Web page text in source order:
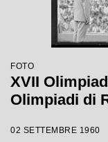
FOTO
XVII
Olimpiadi di
02 SETTEMBRE 1960